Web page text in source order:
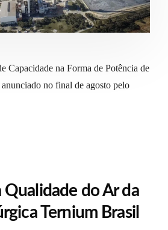
Capacidade na Forma de Potência de
no final de agosto pelo
Qualidade do Ar da
Ternium Brasil